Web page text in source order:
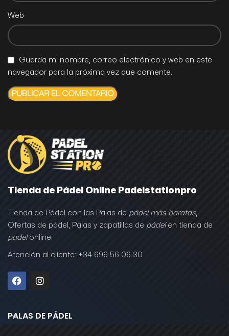
Web
Guarda mi nombre, correo electrónico y web en este
navegador para la próxima vez que comente.
Tienda de Pádel Online Padelstationpro
Tienda de Pádel con las Palas de pádel más baratas,
Ofertas de pádel, Palas y zapatillas de pádelen tienda de
padelonline.
Atención al cliente: +34 699 56 06 30
PALAS DE PÁDEL